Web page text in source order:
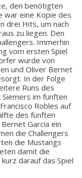
den benötigten
war eine Kopie des
drei Hits, um nach
zu liegen. Den
Immerhin
vom ersten Spiel
wurde von
und Oliver Bernet
In der Folge
Runs des
im fünften
Robles auf
des fünften
Garcia ein
die Challengers
die Mustangs
damit die
darauf das Spiel